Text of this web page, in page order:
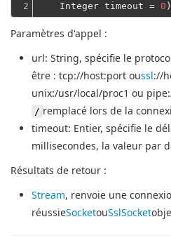
2
    Integer timeout =
0
Paramètres d'appel :
url: String, spécifie le
être : tcp://host:port oussl://
unix:/usr/local/proc1 ou
/ remplacé lors de la
timeout: Entier, spécifie le
millisecondes, la valeur par
Résultats de retour :
Stream, renvoie une
réussieSocketouSslSocket